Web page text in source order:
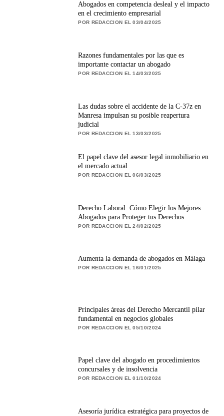
Abogados en competencia desleal y el impacto
en el crecimiento empresarial
POR REDACCION EL 03/04/2025
Razones fundamentales por las que es
importante contactar un abogado
POR REDACCION EL 14/03/2025
Las dudas sobre el accidente de la C-37z en
Manresa impulsan su posible reapertura
judicial
POR REDACCION EL 13/03/2025
El papel clave del asesor legal inmobiliario en
el mercado actual
POR REDACCION EL 06/03/2025
Derecho Laboral: Cómo Elegir los Mejores
Abogados para Proteger tus Derechos
POR REDACCION EL 24/02/2025
Aumenta la demanda de abogados en Málaga
POR REDACCION EL 16/01/2025
Principales áreas del Derecho Mercantil pilar
fundamental en negocios globales
POR REDACCION EL 05/10/2024
Papel clave del abogado en procedimientos
concursales y de insolvencia
POR REDACCION EL 01/10/2024
Asesoría jurídica estratégica para proyectos de